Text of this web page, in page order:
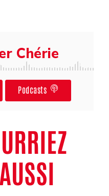
Chérie
Podcasts